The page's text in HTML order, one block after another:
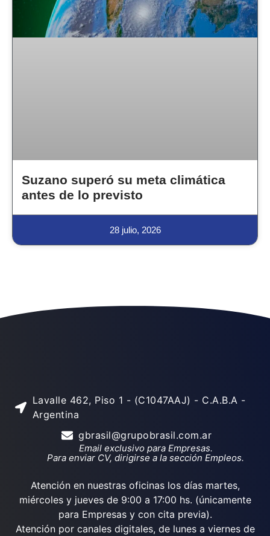
Suzano superó su meta climática
antes de lo previsto
28 julio, 2026
Lavalle 462, Piso 1 - (C1047AAJ) - C.A.B.A -
Argentina
gbrasil@grupobrasil.com.ar
Email exclusivo para Empresas.
Para enviar CV, dirigirse a la sección Empleos.
Atención en nuestras oficinas los días martes,
miércoles y jueves de 9:00 a 17:00 hs. (únicamente
para Empresas y con cita previa).
Atención por canales digitales, de lunes a viernes de